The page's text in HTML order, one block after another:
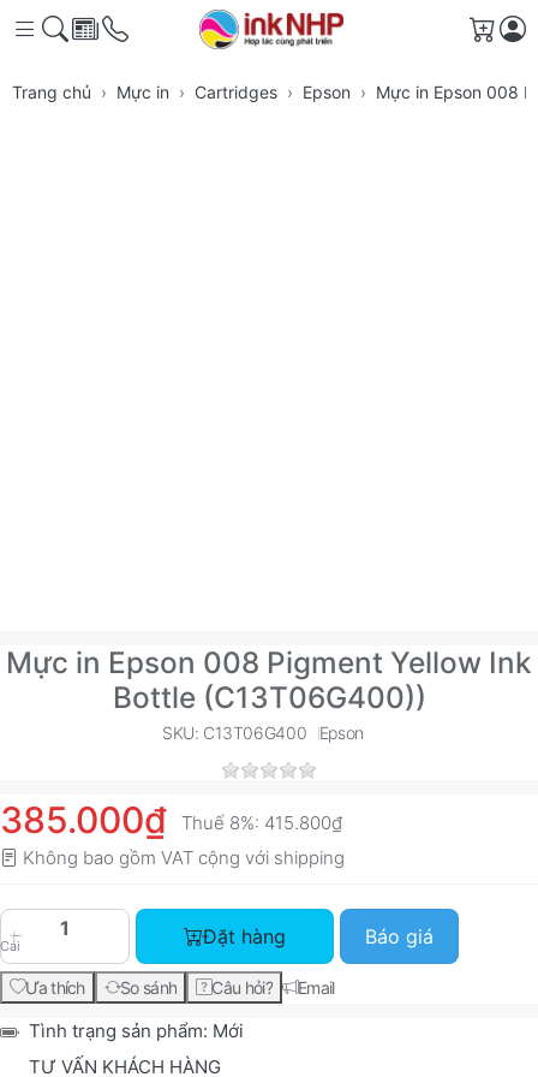
Giỏ
Trang chủ Mực in Cartridges Epson Mực in Epson 008
Mực in Epson 008 Pigment Yellow Ink
Bottle (C13T06G400))
SKU: C13T06G400 Epson
385.000₫ Thuế 8%: 415.800₫
Không bao gồm VAT cộng với shipping
Cái
Mực in Epson 008 Pigment Yellow Ink Bottle
Đặt hàng Báo giá
Ưa thích So sánh Câu hỏi? Email
Tình trạng sản phẩm: Mới
TƯ VẤN KHÁCH HÀNG